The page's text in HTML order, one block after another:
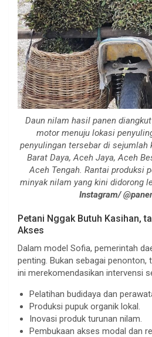
Daun nilam hasil panen
motor menuju lokasi
penyulingan tersebar di sejumlah
Barat Daya, Aceh Jaya, Aceh
Aceh Tengah. Rantai produksi
minyak nilam yang kini didorong
Instagram/
Petani Nggak Butuh Kasihan,
Akses
Dalam model Sofia, pemerintah
penting. Bukan sebagai penonton,
ini merekomendasikan intervensi
Pelatihan budidaya dan
Produksi pupuk organik lokal.
Inovasi produk turunan nilam.
Pembukaan akses modal dan